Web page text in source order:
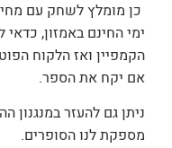
כן מומלץ לשחק עם
ימי החינם באמזון,
הקמפיין ואז הלקוח
אם יקח את הספר.
מספקת לנו הסופרים.